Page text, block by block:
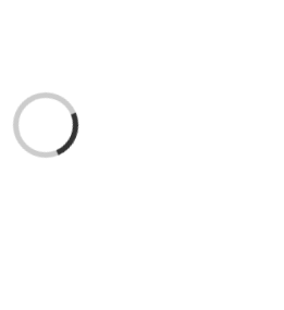
Loading...